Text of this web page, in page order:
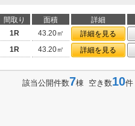
間取り 面積 詳細
1R 43.20㎡ 詳細を見る
1R 43.20㎡ 詳細を見る
該当公開件数7棟 空き数10件